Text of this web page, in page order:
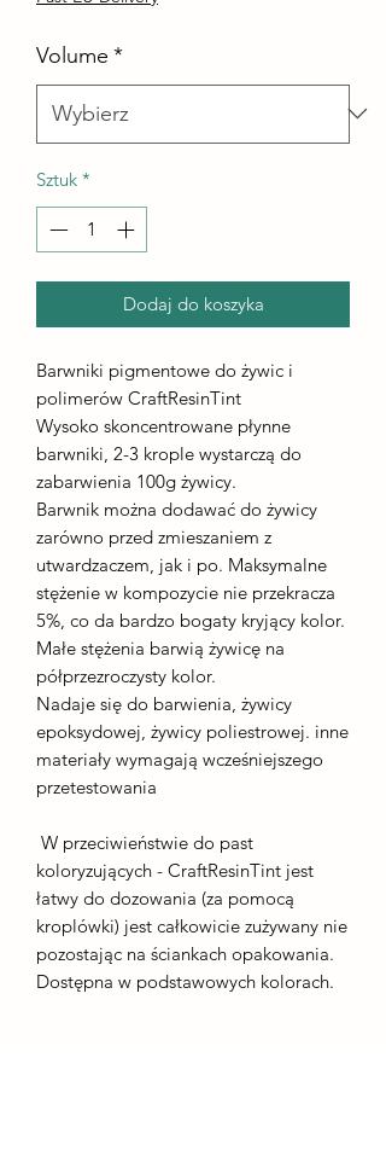
Volume *
Sztuk *
Dodaj do koszyka
Barwniki pigmentowe do żywic i
polimerów CraftResinTint
Wysoko skoncentrowane płynne
barwniki, 2-3 krople wystarczą do
zabarwienia 100g żywicy.
Barwnik można dodawać do żywicy
zarówno przed zmieszaniem z
utwardzaczem, jak i po. Maksymalne
stężenie w kompozycie nie przekracza
5%, co da bardzo bogaty kryjący kolor.
Małe stężenia barwią żywicę na
półprzezroczysty kolor.
Nadaje się do barwienia, żywicy
epoksydowej, żywicy poliestrowej. inne
materiały wymagają wcześniejszego
przetestowania
W przeciwieństwie do past
koloryzujących - CraftResinTint jest
łatwy do dozowania (za pomocą
kroplówki) jest całkowicie zużywany nie
pozostając na ściankach opakowania.
Dostępna w podstawowych kolorach.